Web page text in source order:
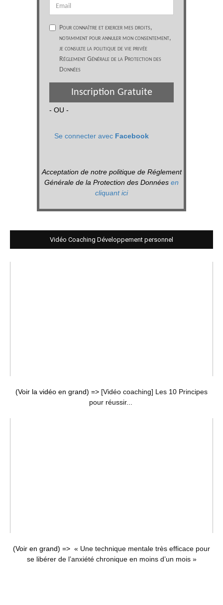
Pour connaître et exercer mes droits,
notamment pour annuler mon consentement,
je consulte la politique de vie privée
Réglement Générale de la Protection des
Données
Inscription Gratuite
- OU -
Se connecter avec Facebook
Acceptation de notre politique de Réglement
Générale de la Protection des Données en
cliquant ici
Vidéo Coaching Développement personnel
(Voir la vidéo en grand) => [Vidéo coaching] Les 10 Principes
pour réussir...
(Voir en grand) => « Une technique mentale très efficace pour
se libérer de l’anxiété chronique en moins d’un mois »